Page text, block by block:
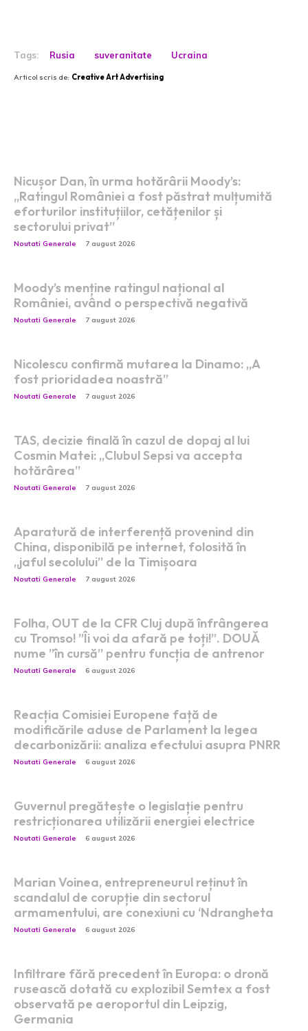
Tags: Rusia suveranitate Ucraina
Articol scris de: Creative Art Advertising
Nicușor Dan, în urma hotărârii Moody’s:
„Ratingul României a fost păstrat mulțumită
eforturilor instituțiilor, cetățenilor și
sectorului privat”
Noutati Generale 7 august 2026
Moody’s menține ratingul național al
României, având o perspectivă negativă
Noutati Generale 7 august 2026
Nicolescu confirmă mutarea la Dinamo: „A
fost prioridadea noastră”
Noutati Generale 7 august 2026
TAS, decizie finală în cazul de dopaj al lui
Cosmin Matei: „Clubul Sepsi va accepta
hotărârea”
Noutati Generale 7 august 2026
Aparatură de interferență provenind din
China, disponibilă pe internet, folosită în
„jaful secolului” de la Timișoara
Noutati Generale 7 august 2026
Folha, OUT de la CFR Cluj după înfrângerea
cu Tromso! ”Îi voi da afară pe toți!”. DOUĂ
nume ”în cursă” pentru funcția de antrenor
Noutati Generale 6 august 2026
Reacția Comisiei Europene față de
modificările aduse de Parlament la legea
decarbonizării: analiza efectului asupra PNRR
Noutati Generale 6 august 2026
Guvernul pregătește o legislație pentru
restricționarea utilizării energiei electrice
Noutati Generale 6 august 2026
Marian Voinea, entrepreneurul reținut în
scandalul de corupție din sectorul
armamentului, are conexiuni cu ‘Ndrangheta
Noutati Generale 6 august 2026
Infiltrare fără precedent în Europa: o dronă
rusească dotată cu explozibil Semtex a fost
observată pe aeroportul din Leipzig,
Germania